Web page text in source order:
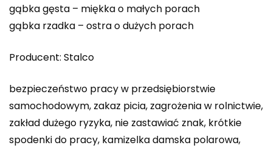
gąbka gęsta – miękka o małych porach
gąbka rzadka – ostra o dużych porach
Producent: Stalco
bezpieczeństwo pracy w przedsiębiorstwie
samochodowym, zakaz picia, zagrożenia w rolnictwie,
zakład dużego ryzyka, nie zastawiać znak, krótkie
spodenki do pracy, kamizelka damska polarowa,